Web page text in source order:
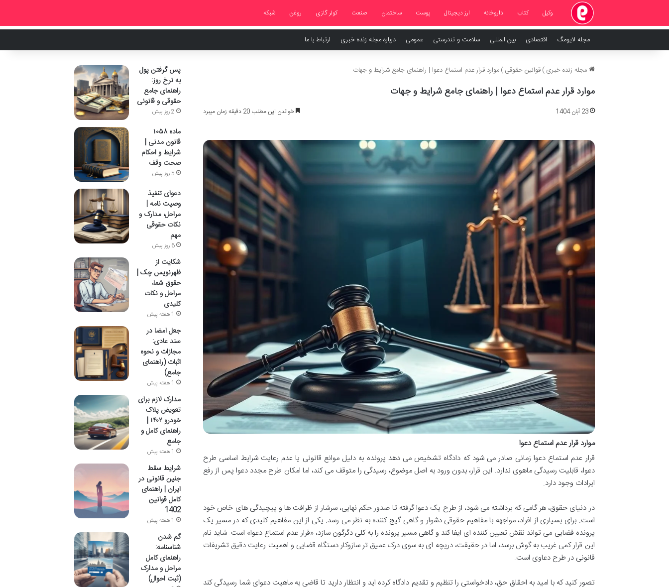
وکیل کتاب داروخانه ارز دیجیتال پوست ساختمان صنعت کولر گازی روغن شبکه
مجله لایومگ اقتصادی بین المللی سلامت و تندرستی عمومی درباره مجله زنده خبری ارتباط با ما
مجله زنده خبری ) قوانین حقوقی ) موارد قرار عدم استماع دعوا | راهنمای جامع شرایط و جهات
موارد قرار عدم استماع دعوا | راهنمای جامع شرایط و جهات
23 آبان 1404 خواندن این مطلب 20 دقیقه زمان میبرد
موارد قرار عدم استماع دعوا
قرار عدم استماع دعوا زمانی صادر می شود که دادگاه تشخیص می دهد پرونده به دلیل موانع قانونی یا عدم رعایت شرایط اساسی طرح
دعوا، قابلیت رسیدگی ماهوی ندارد. این قرار، بدون ورود به اصل موضوع، رسیدگی را متوقف می کند، اما امکان طرح مجدد دعوا پس از رفع
ایرادات وجود دارد.
در دنیای حقوق، هر گامی که برداشته می شود، از طرح یک دعوا گرفته تا صدور حکم نهایی، سرشار از ظرافت ها و پیچیدگی های خاص خود
است. برای بسیاری از افراد، مواجهه با مفاهیم حقوقی دشوار و گاهی گیج کننده به نظر می رسد. یکی از این مفاهیم کلیدی که در مسیر یک
پرونده قضایی می تواند نقش تعیین کننده ای ایفا کند و گاهی مسیر پرونده را به کلی دگرگون سازد، «قرار عدم استماع دعوا» است. شاید نام
این قرار کمی غریب به گوش برسد، اما در حقیقت، دریچه ای به سوی درک عمیق تر سازوکار دستگاه قضایی و اهمیت رعایت دقیق تشریفات
قانونی در طرح دعاوی است.
تصور کنید که با امید به احقاق حق، دادخواستی را تنظیم و تقدیم دادگاه کرده اید و انتظار دارید تا قاضی به ماهیت دعوای شما رسیدگی کند
پس گرفتن پول
به نرخ روز:
راهنمای جامع
حقوقی و قانونی
2 روز پیش
ماده ۱۰۵۸
قانون مدنی |
شرایط و احکام
صحت وقف
5 روز پیش
دعوای تنفیذ
وصیت نامه |
مراحل، مدارک و
نکات حقوقی
مهم
6 روز پیش
شکایت از
ظهرنویس چک |
حقوق شما،
مراحل و نکات
کلیدی
1 هفته پیش
جعل امضا در
سند عادی:
مجازات و نحوه
اثبات (راهنمای
جامع)
1 هفته پیش
مدارک لازم برای
تعویض پلاک
خودرو ۱۴۰۲ |
راهنمای کامل و
جامع
1 هفته پیش
شرایط سقط
جنین قانونی در
ایران | راهنمای
کامل قوانین
1402
1 هفته پیش
گم شدن
شناسنامه:
راهنمای کامل
مراحل و مدارک
(ثبت احوال)